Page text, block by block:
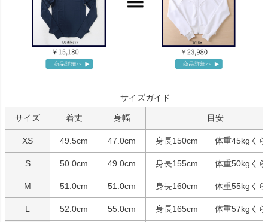
サイズガイド
サイズ 着丈 身幅 目安
XS 49.5cm 47.0cm 身長150cm 体重45kgくら
S 50.0cm 49.0cm 身長155cm 体重50kgくら
M 51.0cm 51.0cm 身長160cm 体重55kgくら
L 52.0cm 55.0cm 身長165cm 体重57kgくら